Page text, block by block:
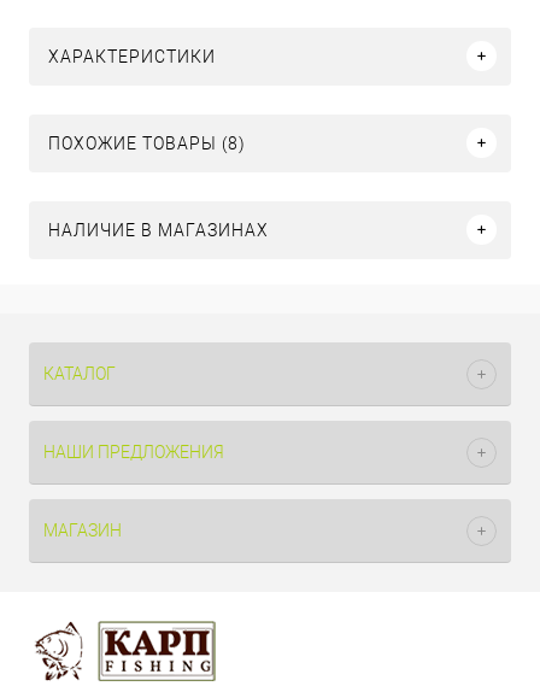
ХАРАКТЕРИСТИКИ
ПОХОЖИЕ ТОВАРЫ (8)
НАЛИЧИЕ В МАГАЗИНАХ
КАТАЛОГ
НАШИ ПРЕДЛОЖЕНИЯ
МАГАЗИН